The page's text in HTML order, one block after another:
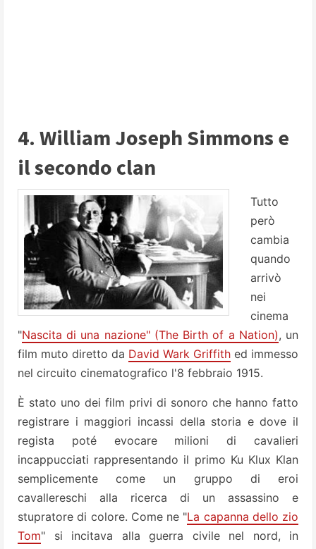
4. William Joseph Simmons e
il secondo clan
Tutto
però
cambia
quando
arrivò
nei
cinema
"Nascita di una nazione" (The Birth of a Nation), un
film muto diretto da David Wark Griffith ed immesso
nel circuito cinematografico l'8 febbraio 1915.
È stato uno dei film privi di sonoro che hanno fatto
registrare i maggiori incassi della storia e dove il
regista poté evocare milioni di cavalieri
incappucciati rappresentando il primo Ku Klux Klan
semplicemente come un gruppo di eroi
cavallereschi alla ricerca di un assassino e
stupratore di colore. Come ne "La capanna dello zio
Tom" si incitava alla guerra civile nel nord, in